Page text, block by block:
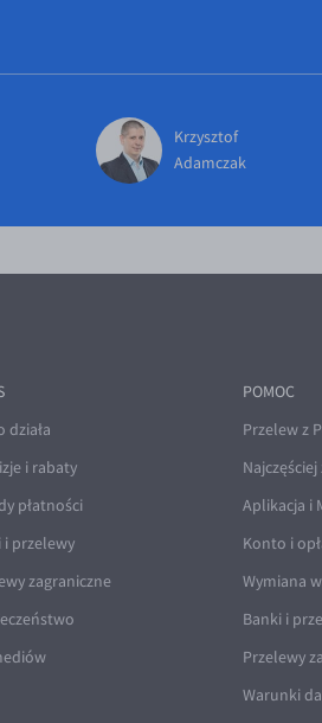
Krzysztof
Adamczak
działa
i rabaty
płatności
i przelewy
zagraniczne
POMOC
Przelew z
Aplikacja i
Konto i
Wymiana
Banki i
Przelewy
Warunki